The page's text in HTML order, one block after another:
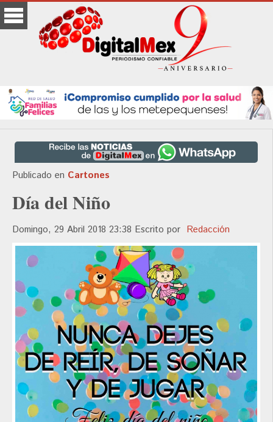
Publicado en Cartones
Día del Niño
Domingo, 29 Abril 2018 23:38 Escrito por Redacción